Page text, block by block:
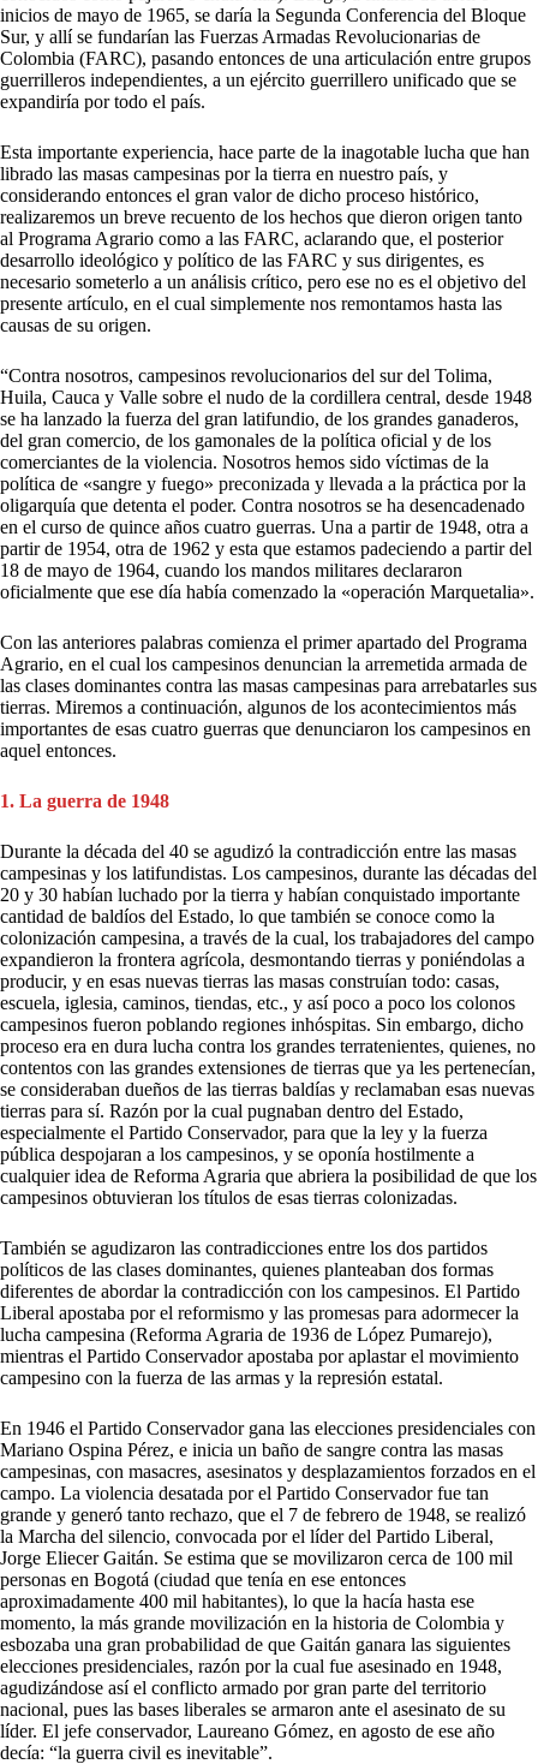
inicios de mayo de 1965, se daría la Segunda Conferencia del Bloque
Sur, y allí se fundarían las Fuerzas Armadas Revolucionarias de
Colombia (FARC), pasando entonces de una articulación entre grupos
guerrilleros independientes, a un ejército guerrillero unificado que se
expandiría por todo el país.
Esta importante experiencia, hace parte de la inagotable lucha que han
librado las masas campesinas por la tierra en nuestro país, y
considerando entonces el gran valor de dicho proceso histórico,
realizaremos un breve recuento de los hechos que dieron origen tanto
al Programa Agrario como a las FARC, aclarando que, el posterior
desarrollo ideológico y político de las FARC y sus dirigentes, es
necesario someterlo a un análisis crítico, pero ese no es el objetivo del
presente artículo, en el cual simplemente nos remontamos hasta las
causas de su origen.
“Contra nosotros, campesinos revolucionarios del sur del Tolima,
Huila, Cauca y Valle sobre el nudo de la cordillera central, desde 1948
se ha lanzado la fuerza del gran latifundio, de los grandes ganaderos,
del gran comercio, de los gamonales de la política oficial y de los
comerciantes de la violencia. Nosotros hemos sido víctimas de la
política de «sangre y fuego» preconizada y llevada a la práctica por la
oligarquía que detenta el poder. Contra nosotros se ha desencadenado
en el curso de quince años cuatro guerras. Una a partir de 1948, otra a
partir de 1954, otra de 1962 y esta que estamos padeciendo a partir del
18 de mayo de 1964, cuando los mandos militares declararon
oficialmente que ese día había comenzado la «operación Marquetalia».
Con las anteriores palabras comienza el primer apartado del Programa
Agrario, en el cual los campesinos denuncian la arremetida armada de
las clases dominantes contra las masas campesinas para arrebatarles sus
tierras. Miremos a continuación, algunos de los acontecimientos más
importantes de esas cuatro guerras que denunciaron los campesinos en
aquel entonces.
1. La guerra de 1948
Durante la década del 40 se agudizó la contradicción entre las masas
campesinas y los latifundistas. Los campesinos, durante las décadas del
20 y 30 habían luchado por la tierra y habían conquistado importante
cantidad de baldíos del Estado, lo que también se conoce como la
colonización campesina, a través de la cual, los trabajadores del campo
expandieron la frontera agrícola, desmontando tierras y poniéndolas a
producir, y en esas nuevas tierras las masas construían todo: casas,
escuela, iglesia, caminos, tiendas, etc., y así poco a poco los colonos
campesinos fueron poblando regiones inhóspitas. Sin embargo, dicho
proceso era en dura lucha contra los grandes terratenientes, quienes, no
contentos con las grandes extensiones de tierras que ya les pertenecían,
se consideraban dueños de las tierras baldías y reclamaban esas nuevas
tierras para sí. Razón por la cual pugnaban dentro del Estado,
especialmente el Partido Conservador, para que la ley y la fuerza
pública despojaran a los campesinos, y se oponía hostilmente a
cualquier idea de Reforma Agraria que abriera la posibilidad de que los
campesinos obtuvieran los títulos de esas tierras colonizadas.
También se agudizaron las contradicciones entre los dos partidos
políticos de las clases dominantes, quienes planteaban dos formas
diferentes de abordar la contradicción con los campesinos. El Partido
Liberal apostaba por el reformismo y las promesas para adormecer la
lucha campesina (Reforma Agraria de 1936 de López Pumarejo),
mientras el Partido Conservador apostaba por aplastar el movimiento
campesino con la fuerza de las armas y la represión estatal.
En 1946 el Partido Conservador gana las elecciones presidenciales con
Mariano Ospina Pérez, e inicia un baño de sangre contra las masas
campesinas, con masacres, asesinatos y desplazamientos forzados en el
campo. La violencia desatada por el Partido Conservador fue tan
grande y generó tanto rechazo, que el 7 de febrero de 1948, se realizó
la Marcha del silencio, convocada por el líder del Partido Liberal,
Jorge Eliecer Gaitán. Se estima que se movilizaron cerca de 100 mil
personas en Bogotá (ciudad que tenía en ese entonces
aproximadamente 400 mil habitantes), lo que la hacía hasta ese
momento, la más grande movilización en la historia de Colombia y
esbozaba una gran probabilidad de que Gaitán ganara las siguientes
elecciones presidenciales, razón por la cual fue asesinado en 1948,
agudizándose así el conflicto armado por gran parte del territorio
nacional, pues las bases liberales se armaron ante el asesinato de su
líder. El jefe conservador, Laureano Gómez, en agosto de ese año
decía: “la guerra civil es inevitable”.